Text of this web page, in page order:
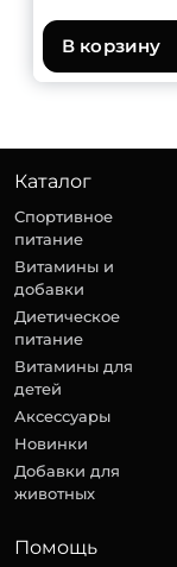
В корзину
Каталог
Спортивное
питание
Витамины и
добавки
Диетическое
питание
Витамины для
детей
Аксессуары
Новинки
Добавки для
животных
Помощь